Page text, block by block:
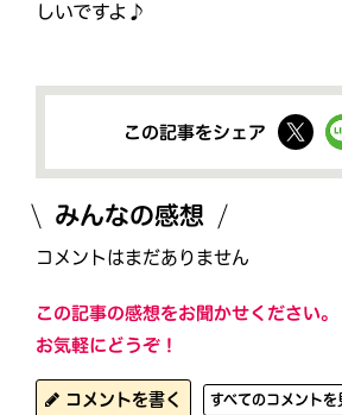
しいですよ♪
この記事をシェア
みんなの感想
コメントはまだありません
この記事の感想をお聞かせください。
お気軽にどうぞ！
コメントを書く すべてのコメント